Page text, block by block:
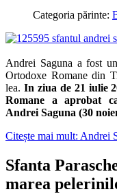
Categoria părinte:
Andrei Saguna a fost
Ortodoxe Romane din
lea. In ziua de 21 iulie
Romane a aprobat
Andrei Saguna (30
Citește mai mult: Andrei
Sfanta
marea